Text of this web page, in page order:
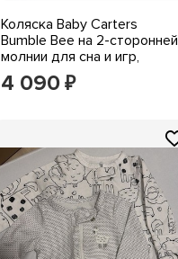
Коляска Baby Carters
Bumble Bee на 2-сторонней
молнии для сна и игр,
размер 6 м, со спальным
местом для ног X2
4 090 ₽